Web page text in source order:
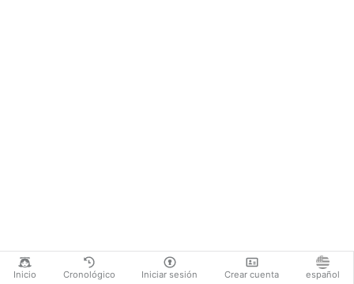
Inicio Cronológico Iniciar sesión Crear cuenta español